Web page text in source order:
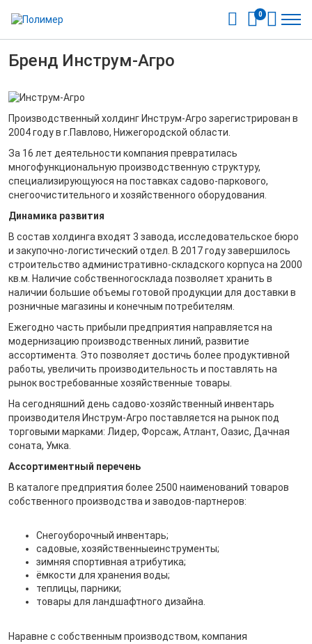
0
Бренд Инструм-Агро
Производственный холдинг Инструм-Агро зарегистрирован в
2004 году в г.Павлово, Нижегородской области.
За 16 лет деятельности компания превратилась
многофункциональную производственную структуру,
специализирующуюся на поставках садово-паркового,
снегоочистительного и хозяйственного оборудования.
Динамика развития
В состав холдинга входят 3 завода, исследовательское бюро
и закупочно-логистический отдел. В 2017 году завершилось
строительство административно-складского корпуса на 2000
кв.м. Наличие собственногосклада позволяет хранить в
наличии большие объемы готовой продукции для доставки в
розничные магазины и конечным потребителям.
Ежегодно часть прибыли предприятия направляется на
модернизацию производственных линий, развитие
ассортимента. Это позволяет достичь более продуктивной
работы, увеличить производительность и поставлять на
рынок востребованные хозяйственные товары.
На сегодняшний день садово-хозяйственный инвентарь
производителя Инструм-Агро поставляется на рынок под
торговыми марками: Лидер, Форсаж, Атлант, Оазис, Дачная
соната, Умка.
Ассортиментный перечень
В каталоге предприятия более 2500 наименований товаров
собственного производства и заводов-партнеров:
Снегоуборочный инвентарь;
садовые, хозяйственныеинструменты;
зимняя спортивная атрибутика;
ёмкости для хранения воды;
теплицы, парники;
товары для ландшафтного дизайна.
Наравне с собственным производством, компания